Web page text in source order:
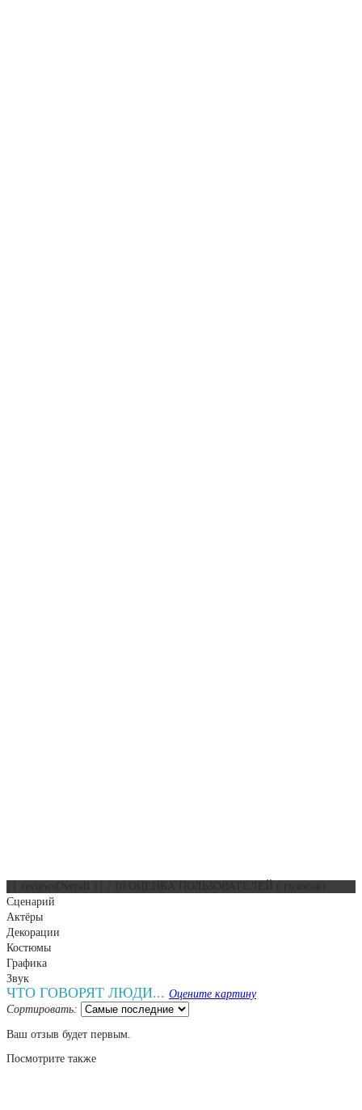
Сценарий
Актёры
Декорации
Костюмы
Графика
Звук
ЧТО ГОВОРЯТ ЛЮДИ... Оцените картину
Сортировать:
Ваш отзыв будет первым.
Посмотрите также